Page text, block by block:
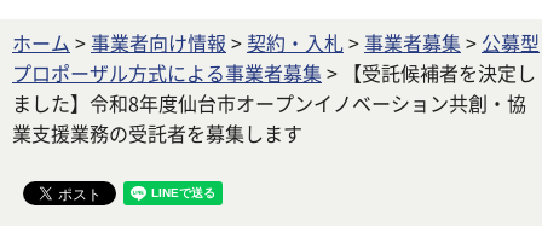
ホーム >事業者向け情報 > 契約・入札>事業者募集 > 公募型
プロポーザル方式による事業者募集 > 【受託候補者を決定し
ました】令和8年度仙台市オープンイノベーション共創・協
業支援業務の受託者を募集します